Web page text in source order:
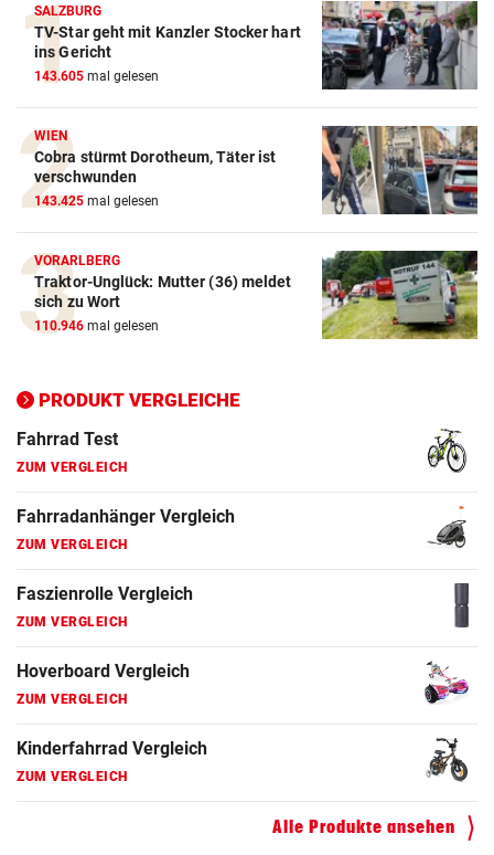
SALZBURG
TV-Star geht mit Kanzler Stocker hart
ins Gericht
143.605 mal gelesen
WIEN
Cobra stürmt Dorotheum, Täter ist
verschwunden
143.425 mal gelesen
VORARLBERG
Traktor-Unglück: Mutter (36) meldet
sich zu Wort
110.946 mal gelesen
PRODUKT VERGLEICHE
Action-Cam Vergleich
ZUM VERGLEICH
Crosstrainer Vergleich
ZUM VERGLEICH
E-Bike Vergleich
ZUM VERGLEICH
Elektro-Scooter Vergleich
ZUM VERGLEICH
ZUM VERGLEICH
Fahrrad Test
ZUM VERGLEICH
Fahrradanhänger Vergleich
ZUM VERGLEICH
Faszienrolle Vergleich
ZUM VERGLEICH
Hoverboard Vergleich
ZUM VERGLEICH
Kinderfahrrad Vergleich
ZUM VERGLEICH
Alle Produkte ansehen